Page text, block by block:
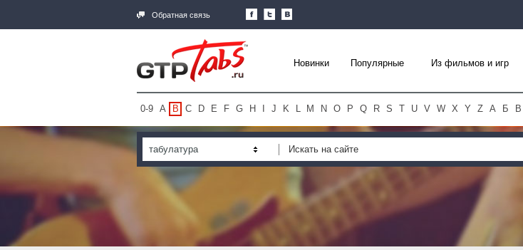
Обратная связь
Новинки Популярные Из фильмов и игр
0-9 A B C D E F G H J K L M N O P Q R S T U V W X Y Z А Б В
табулатура